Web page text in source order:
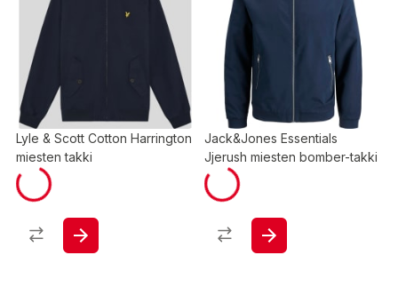
Lyle & Scott Cotton Harrington
miesten takki
Jack&Jones Essentials
Jjerush miesten bomber-takki